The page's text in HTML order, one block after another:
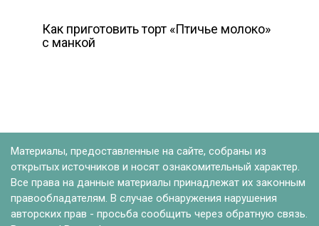
Как приготовить торт «Птичье молоко»
с манкой
Материалы, предоставленные на сайте, собраны из
открытых источников и носят ознакомительный характер.
Все права на данные материалы принадлежат их законным
правообладателям. В случае обнаружения нарушения
авторских прав - просьба сообщить через обратную связь.